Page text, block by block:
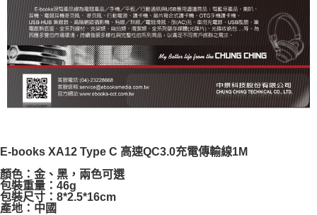
E-books XA12 Type C 高速QC3.0充電傳輸線1M
顏色：金、黑，兩色可選
包裝重量：46g
包裝尺寸：8*2.5*16cm
產地：中國